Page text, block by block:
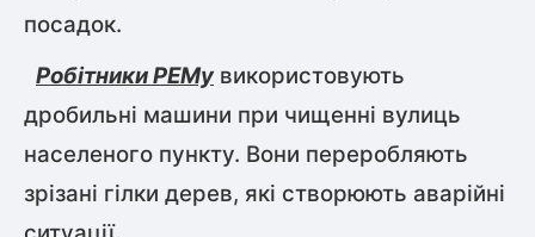
посадок.
Робітники РЕМувикористовують
дробильні машини при чищенні вулиць
населеного пункту. Вони переробляють
зрізані гілки дерев, які створюють аварійні